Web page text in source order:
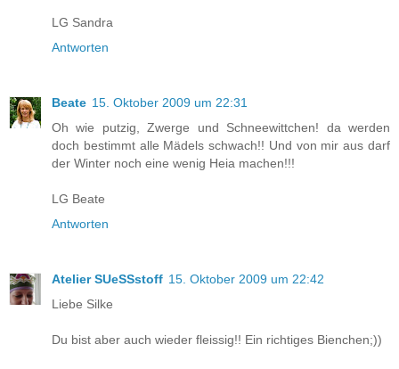
LG Sandra
Antworten
Beate 15. Oktober 2009 um 22:31
Oh wie putzig, Zwerge und Schneewittchen! da werden
doch bestimmt alle Mädels schwach!! Und von mir aus darf
der Winter noch eine wenig Heia machen!!!
LG Beate
Antworten
Atelier SUeSSstoff 15. Oktober 2009 um 22:42
Liebe Silke
Du bist aber auch wieder fleissig!! Ein richtiges Bienchen;))